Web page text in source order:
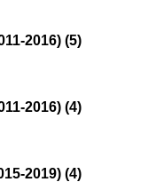
2016) (5)
2016) (4)
2019) (4)